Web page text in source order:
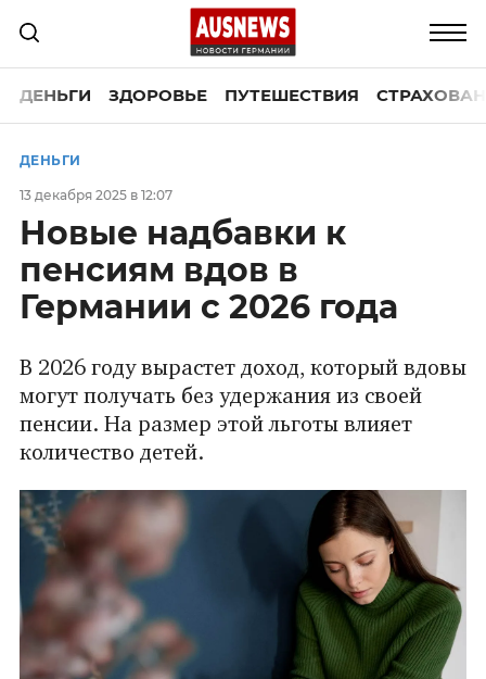
ДЕНЬГИ ЗДОРОВЬЕ ПУТЕШЕСТВИЯ
ДЕНЬГИ
13 декабря 2025 в 12:07
Новые надбавки к
пенсиям вдов в
Германии с 2026 года
В 2026 году вырастет доход, который вдовы
могут получать без удержания из своей
пенсии. На размер этой льготы влияет
количество детей.